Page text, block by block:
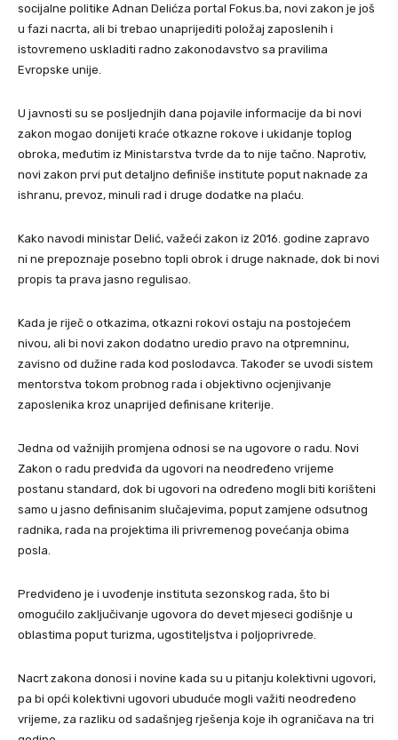
socijalne politike Adnan Delićza portal Fokus.ba, novi zakon je još
u fazi nacrta, ali bi trebao unaprijediti položaj zaposlenih i
istovremeno uskladiti radno zakonodavstvo sa pravilima
Evropske unije.
U javnosti su se posljednjih dana pojavile informacije da bi novi
zakon mogao donijeti kraće otkazne rokove i ukidanje toplog
obroka, međutim iz Ministarstva tvrde da to nije tačno. Naprotiv,
novi zakon prvi put detaljno definiše institute poput naknade za
ishranu, prevoz, minuli rad i druge dodatke na plaću.
Kako navodi ministar Delić, važeći zakon iz 2016. godine zapravo
ni ne prepoznaje posebno topli obrok i druge naknade, dok bi novi
propis ta prava jasno regulisao.
Kada je riječ o otkazima, otkazni rokovi ostaju na postojećem
nivou, ali bi novi zakon dodatno uredio pravo na otpremninu,
zavisno od dužine rada kod poslodavca. Također se uvodi sistem
mentorstva tokom probnog rada i objektivno ocjenjivanje
zaposlenika kroz unaprijed definisane kriterije.
Jedna od važnijih promjena odnosi se na ugovore o radu. Novi
Zakon o radu predviđa da ugovori na neodređeno vrijeme
postanu standard, dok bi ugovori na određeno mogli biti korišteni
samo u jasno definisanim slučajevima, poput zamjene odsutnog
radnika, rada na projektima ili privremenog povećanja obima
posla.
Predviđeno je i uvođenje instituta sezonskog rada, što bi
omogućilo zaključivanje ugovora do devet mjeseci godišnje u
oblastima poput turizma, ugostiteljstva i poljoprivrede.
Nacrt zakona donosi i novine kada su u pitanju kolektivni ugovori,
pa bi opći kolektivni ugovori ubuduće mogli važiti neodređeno
vrijeme, za razliku od sadašnjeg rješenja koje ih ograničava na tri